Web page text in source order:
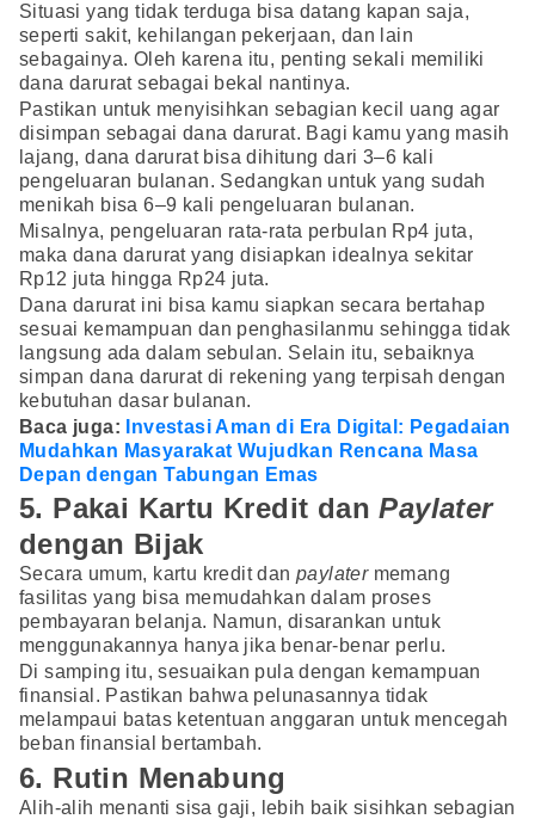
Situasi yang tidak terduga bisa datang kapan saja,
seperti sakit, kehilangan pekerjaan, dan lain
sebagainya. Oleh karena itu, penting sekali memiliki
dana darurat sebagai bekal nantinya.
Pastikan untuk menyisihkan sebagian kecil uang agar
disimpan sebagai dana darurat. Bagi kamu yang masih
lajang, dana darurat bisa dihitung dari 3–6 kali
pengeluaran bulanan. Sedangkan untuk yang sudah
menikah bisa 6–9 kali pengeluaran bulanan.
Misalnya, pengeluaran rata-rata perbulan Rp4 juta,
maka dana darurat yang disiapkan idealnya sekitar
Rp12 juta hingga Rp24 juta.
Dana darurat ini bisa kamu siapkan secara bertahap
sesuai kemampuan dan penghasilanmu sehingga tidak
langsung ada dalam sebulan. Selain itu, sebaiknya
simpan dana darurat di rekening yang terpisah dengan
kebutuhan dasar bulanan.
Baca juga:
Investasi Aman di Era Digital: Pegadaian
Mudahkan Masyarakat Wujudkan Rencana Masa
Depan dengan Tabungan Emas
5. Pakai Kartu Kredit danPaylater
dengan Bijak
Secara umum, kartu kredit dan paylatermemang
fasilitas yang bisa memudahkan dalam proses
pembayaran belanja. Namun, disarankan untuk
menggunakannya hanya jika benar-benar perlu.
Di samping itu, sesuaikan pula dengan kemampuan
finansial. Pastikan bahwa pelunasannya tidak
melampaui batas ketentuan anggaran untuk mencegah
beban finansial bertambah.
6. Rutin Menabung
Alih-alih menanti sisa gaji, lebih baik sisihkan sebagian